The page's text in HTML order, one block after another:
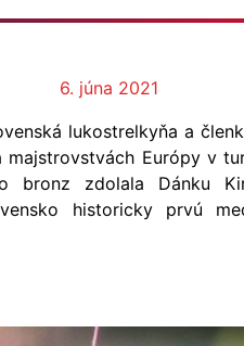
6. júna 2021
lukostrelkyňa a
majstrovstvách Európy v
zdolala Dánku
historicky prvú